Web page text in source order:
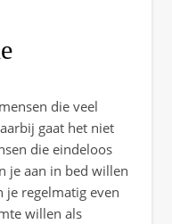
die veel
gaat het niet
die eindeloos
je aan in bed willen
je regelmatig even
willen als